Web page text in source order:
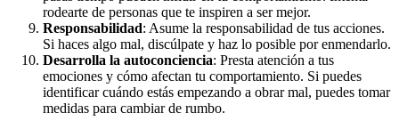
rodearte de personas que te inspiren a ser mejor.
Responsabilidad: Asume la responsabilidad de tus acciones.
Si haces algo mal, discúlpate y haz lo posible por enmendarlo.
Desarrolla la autoconciencia: Presta atención a tus
emociones y cómo afectan tu comportamiento. Si puedes
identificar cuándo estás empezando a obrar mal, puedes tomar
medidas para cambiar de rumbo.